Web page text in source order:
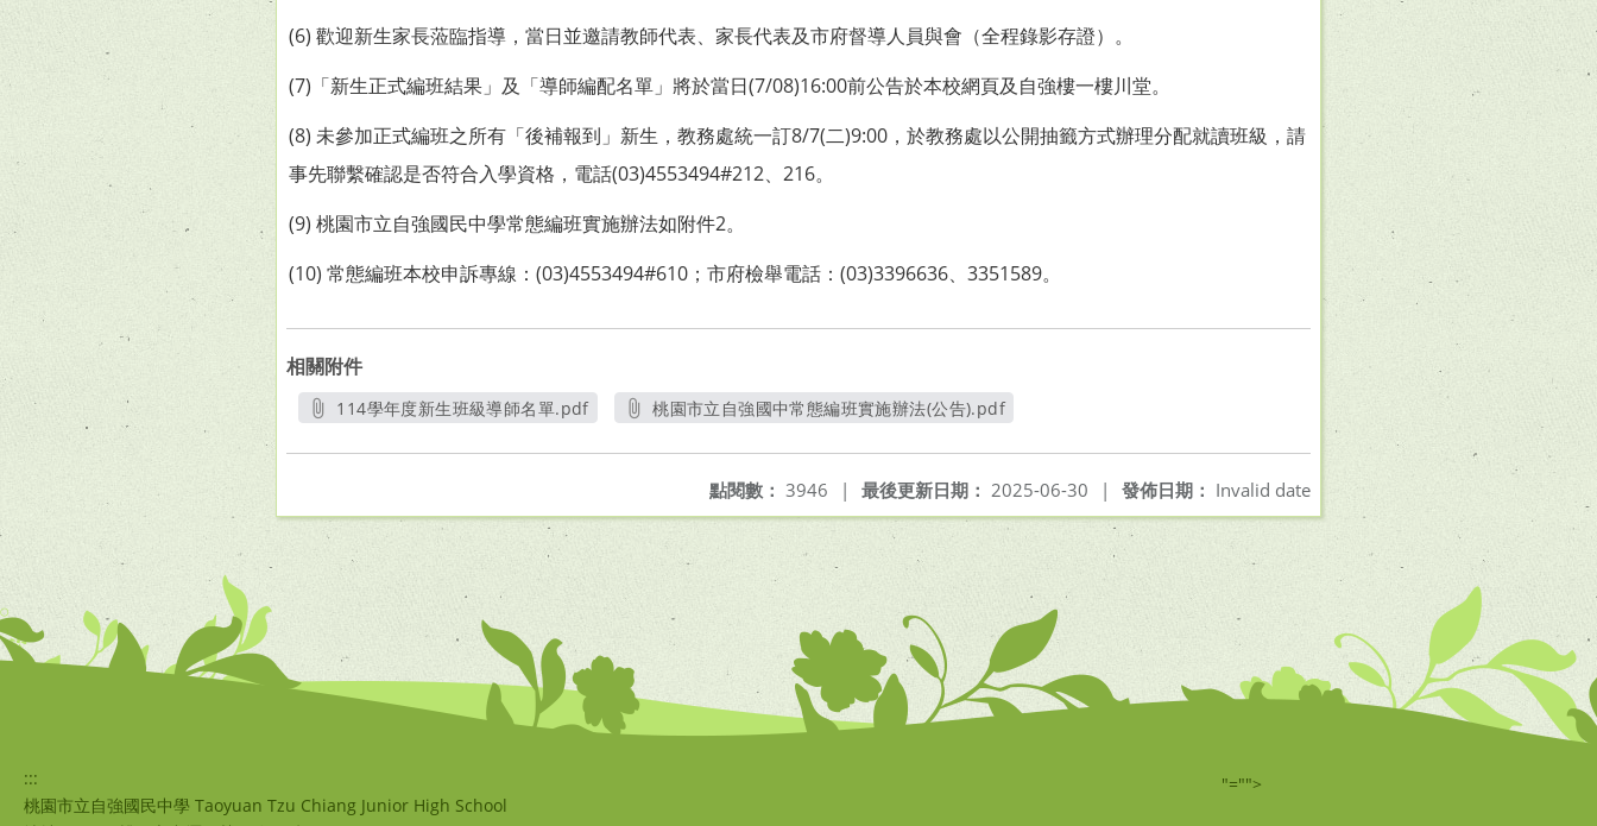
(6) 歡迎新生家長蒞臨指導，當日並邀請教師代表、家長代表及市府督導人員與會（全程錄影存證）。
(7)「新生正式編班結果」及「導師編配名單」將於當日(7/08)16:00前公告於本校網頁及自強樓一樓川堂。
(8) 未參加正式編班之所有「後補報到」新生，教務處統一訂8/7(二)9:00，於教務處以公開抽籤方式辦理分配就讀班級，請
事先聯繫確認是否符合入學資格，電話(03)4553494#212、216。
(9) 桃園市立自強國民中學常態編班實施辦法如附件2。
(10) 常態編班本校申訴專線：(03)4553494#610；市府檢舉電話：(03)3396636、3351589。
相關附件
114學年度新生班級導師名單.pdf
桃園市立自強國中常態編班實施辦法(公告).pdf
發佈日期： Invalid date
最後更新日期： 2025-06-30 |
點閱數： 3946 |
:::
桃園市立自強國民中學 Taoyuan Tzu Chiang Junior High School
"="">